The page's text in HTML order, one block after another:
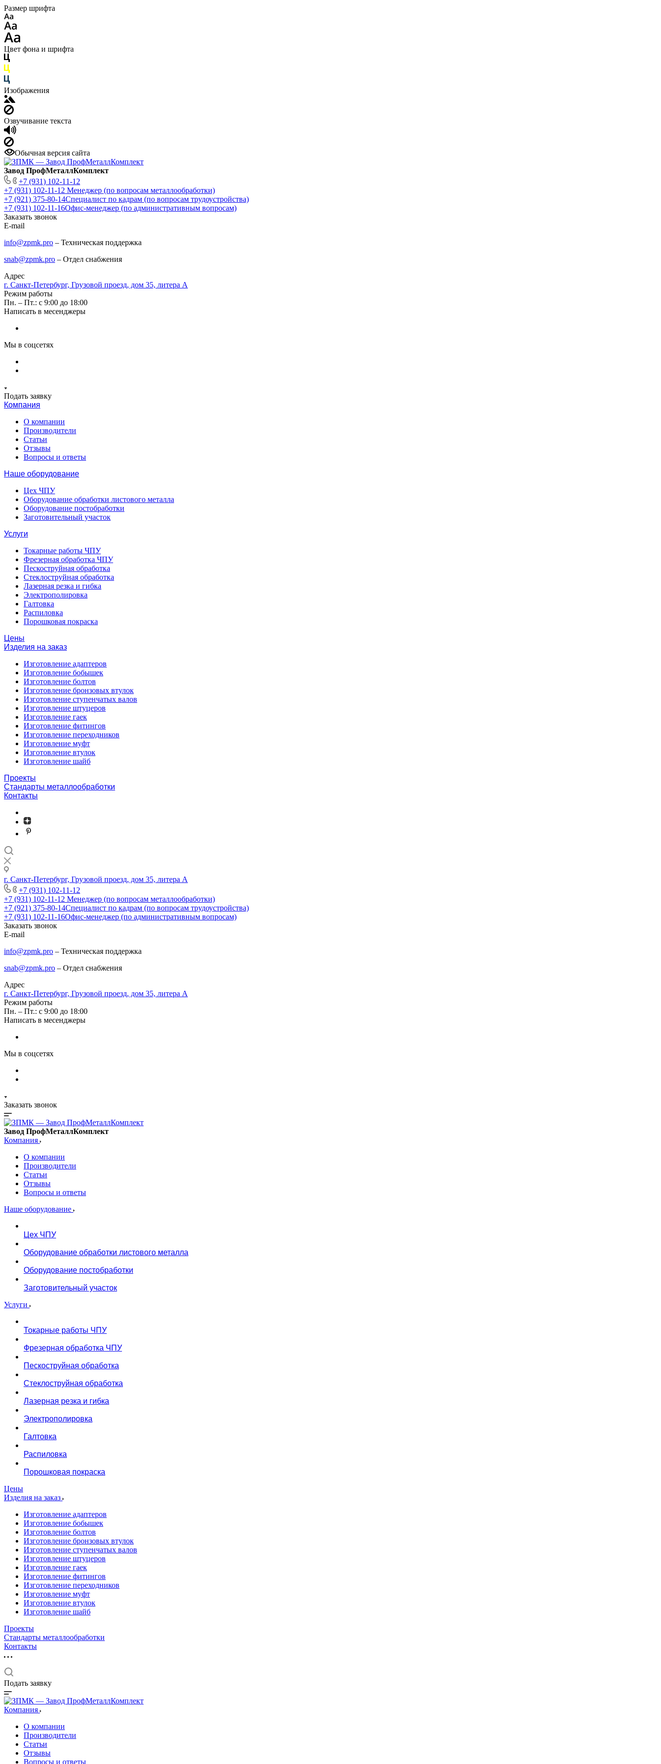
Размер шрифта
Цвет фона и шрифта
Изображения
Озвучивание текста
Обычная версия сайта
Завод ПрофМеталлКомплект
+7 (931) 102-11-12
+7 (931) 102-11-12 Менеджер (по вопросам металлообработки)
+7 (921) 375-80-14Специалист по кадрам (по вопросам трудоустройства)
+7 (931) 102-11-16Офис-менеджер (по административным вопросам)
Заказать звонок
E-mail
info@zpmk.pro – Техническая поддержка
snab@zpmk.pro – Отдел снабжения
Адрес
г. Санкт-Петербург, Грузовой проезд, дом 35, литера А
Режим работы
Пн. – Пт.: с 9:00 до 18:00
Написать в месенджеры
Мы в соцсетях
Подать заявку
Компания
О компании
Производители
Статьи
Отзывы
Вопросы и ответы
Наше оборудование
Цех ЧПУ
Оборудование обработки листового металла
Оборудование постобработки
Заготовительный участок
Услуги
Токарные работы ЧПУ
Фрезерная обработка ЧПУ
Пескоструйная обработка
Стеклоструйная обработка
Лазерная резка и гибка
Электрополировка
Галтовка
Распиловка
Порошковая покраска
Цены
Изделия на заказ
Изготовление адаптеров
Изготовление бобышек
Изготовление болтов
Изготовление бронзовых втулок
Изготовление ступенчатых валов
Изготовление штуцеров
Изготовление гаек
Изготовление фитингов
Изготовление переходников
Изготовление муфт
Изготовление втулок
Изготовление шайб
Проекты
Стандарты металлообработки
Контакты
г. Санкт-Петербург, Грузовой проезд, дом 35, литера А
+7 (931) 102-11-12
+7 (931) 102-11-12 Менеджер (по вопросам металлообработки)
+7 (921) 375-80-14Специалист по кадрам (по вопросам трудоустройства)
+7 (931) 102-11-16Офис-менеджер (по административным вопросам)
Заказать звонок
E-mail
info@zpmk.pro – Техническая поддержка
snab@zpmk.pro – Отдел снабжения
Адрес
г. Санкт-Петербург, Грузовой проезд, дом 35, литера А
Режим работы
Пн. – Пт.: с 9:00 до 18:00
Написать в месенджеры
Мы в соцсетях
Заказать звонок
Завод ПрофМеталлКомплект
Компания
О компании
Производители
Статьи
Отзывы
Вопросы и ответы
Наше оборудование
Цех ЧПУ
Оборудование обработки листового металла
Оборудование постобработки
Заготовительный участок
Услуги
Токарные работы ЧПУ
Фрезерная обработка ЧПУ
Пескоструйная обработка
Стеклоструйная обработка
Лазерная резка и гибка
Электрополировка
Галтовка
Распиловка
Порошковая покраска
Цены
Изделия на заказ
Изготовление адаптеров
Изготовление бобышек
Изготовление болтов
Изготовление бронзовых втулок
Изготовление ступенчатых валов
Изготовление штуцеров
Изготовление гаек
Изготовление фитингов
Изготовление переходников
Изготовление муфт
Изготовление втулок
Изготовление шайб
Проекты
Стандарты металлообработки
Контакты
Подать заявку
Компания
О компании
Производители
Статьи
Отзывы
Вопросы и ответы